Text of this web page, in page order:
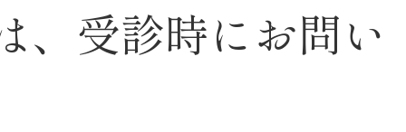
、受診時にお問い